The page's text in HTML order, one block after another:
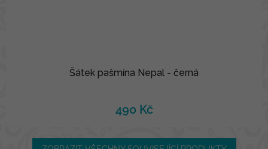
Šátek pašmína Nepal - černá
490 Kč